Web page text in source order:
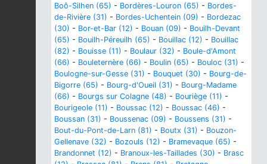
Boô-Silhen (65) - Bordères-Louron (65) - Bordes-
de-Rivière (31) - Bordes-Uchentein (09) - Bordezac
(30) - Bor-et-Bar (12) - Bouan (09) - Bouilh-Devant
(65) - Bouilh-Péreuilh (65) - Bouillac (12) - Bouillac
(82) - Bouisse (11) - Boulaur (32) - Boule-d'Amont
(66) - Bouleternère (66) - Boulin (65) - Bouloc (31) -
Boulogne-sur-Gesse (31) - Bouquet (30) - Bourg-de-
Bigorre (65) - Bourg-d'Oueil (31) - Bourg-Madame
(66) - Bourgs sur Colagne (48) - Bouriège (11) -
Bourigeole (11) - Boussac (12) - Boussac (46) -
Boussan (31) - Boussenac (09) - Boussens (31) -
Bout-du-Pont-de-Larn (81) - Boutx (31) - Bouzon-
Gellenave (32) - Bozouls (12) - Bramevaque (65) -
Brandonnet (12) - Branoux-les-Taillades (30) - Brasc